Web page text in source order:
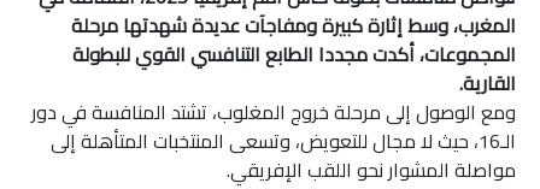
المغرب، وسط إثارة كبيرة ومفاجآت عديدة شهدتها مرحلة
المجموعات، أكدت مجددا الطابع التنافسي القوي للبطولة
القارية.
ومع الوصول إلى مرحلة خروج المغلوب، تشتد المنافسة في دور
الـ16، حيث لا مجال للتعويض، وتسعى المنتخبات المتأهلة إلى
مواصلة المشوار نحو اللقب الإفريقي.